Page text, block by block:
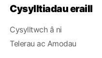
Cysylltiadau eraill
Cysylltwch â ni
Telerau ac Amodau